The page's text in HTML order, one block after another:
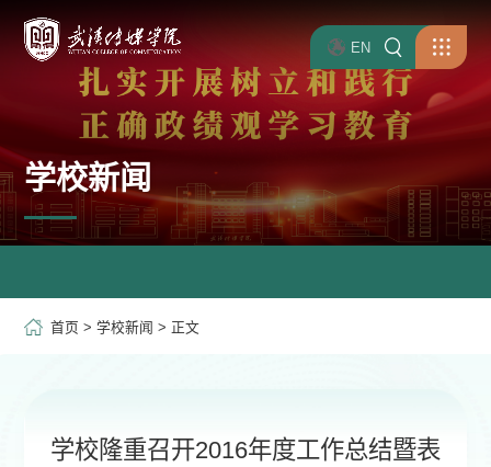
EN
学校新闻
首页 >学校新闻 > 正文
学校隆重召开2016年度工作总结暨表